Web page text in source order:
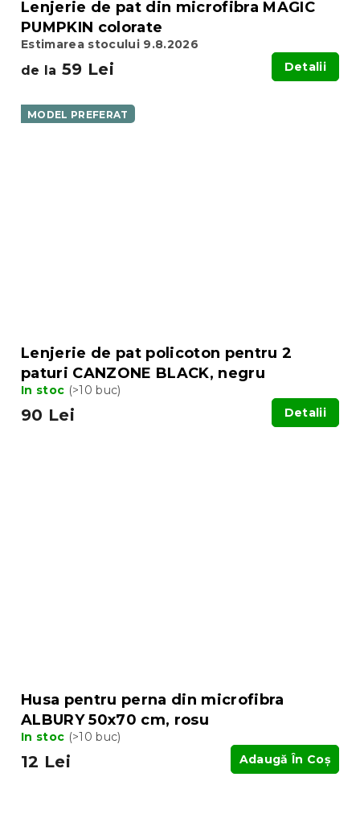
Lenjerie de pat din microfibra MAGIC
PUMPKIN colorate
Estimarea stocului 9.8.2026
de la 59 Lei Detalii
MODEL PREFERAT
Lenjerie de pat policoton pentru 2
paturi CANZONE BLACK, negru
In stoc (>10 buc)
90 Lei Detalii
Husa pentru perna din microfibra
ALBURY 50x70 cm, rosu
In stoc (>10 buc)
12 Lei Adaugă În Coş